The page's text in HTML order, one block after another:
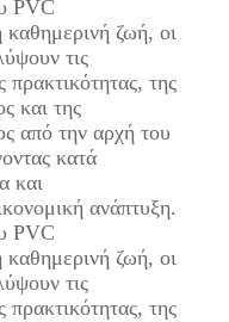
PVC
καθημερινή ζωή, οι
τις
πρακτικότητας, της
και της
από την αρχή του
κατά
και
ανάπτυξη.
PVC
καθημερινή ζωή, οι
τις
πρακτικότητας, της